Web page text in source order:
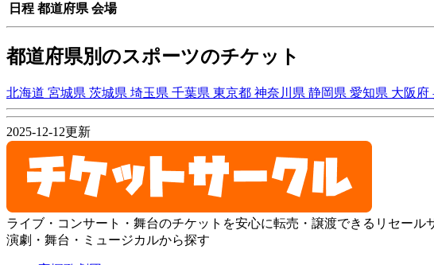
日程 都道府県 会場
都道府県別のスポーツのチケット
北海道 宮城県 茨城県 埼玉県 千葉県 東京都 神奈川県 静岡県 愛知県 大阪府
2025-12-12更新
ライブ・コンサート・舞台のチケットを安心に転売・譲渡できるリセール
演劇・舞台・ミュージカルから探す